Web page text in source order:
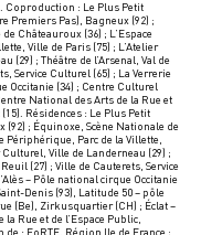
Coproduction : Le Plus Petit
Premiers Pas), Bagneux (92) ;
Châteauroux (36) ; L’Espace
Ville de Paris (75) ; L’Atelier
(29) ; Théâtre de l’Arsenal, Val de
Service Culturel (65) ; La Verrerie
Occitanie (34) ; Centre Culturel
National des Arts de la Rue et
Résidences : Le Plus Petit
; Équinoxe, Scène Nationale de
Périphérique, Parc de la Villette,
Culturel, Ville de Landerneau (29) ;
(27) ; Ville de Cauterets, Service
– Pôle national cirque Occitanie
Denis (93), Latitude 50 – pôle
(Be), Zirkusquartier (CH) ; Éclat –
Rue et de l’Espace Public,
de : FoRTE, Région Ile de France ;